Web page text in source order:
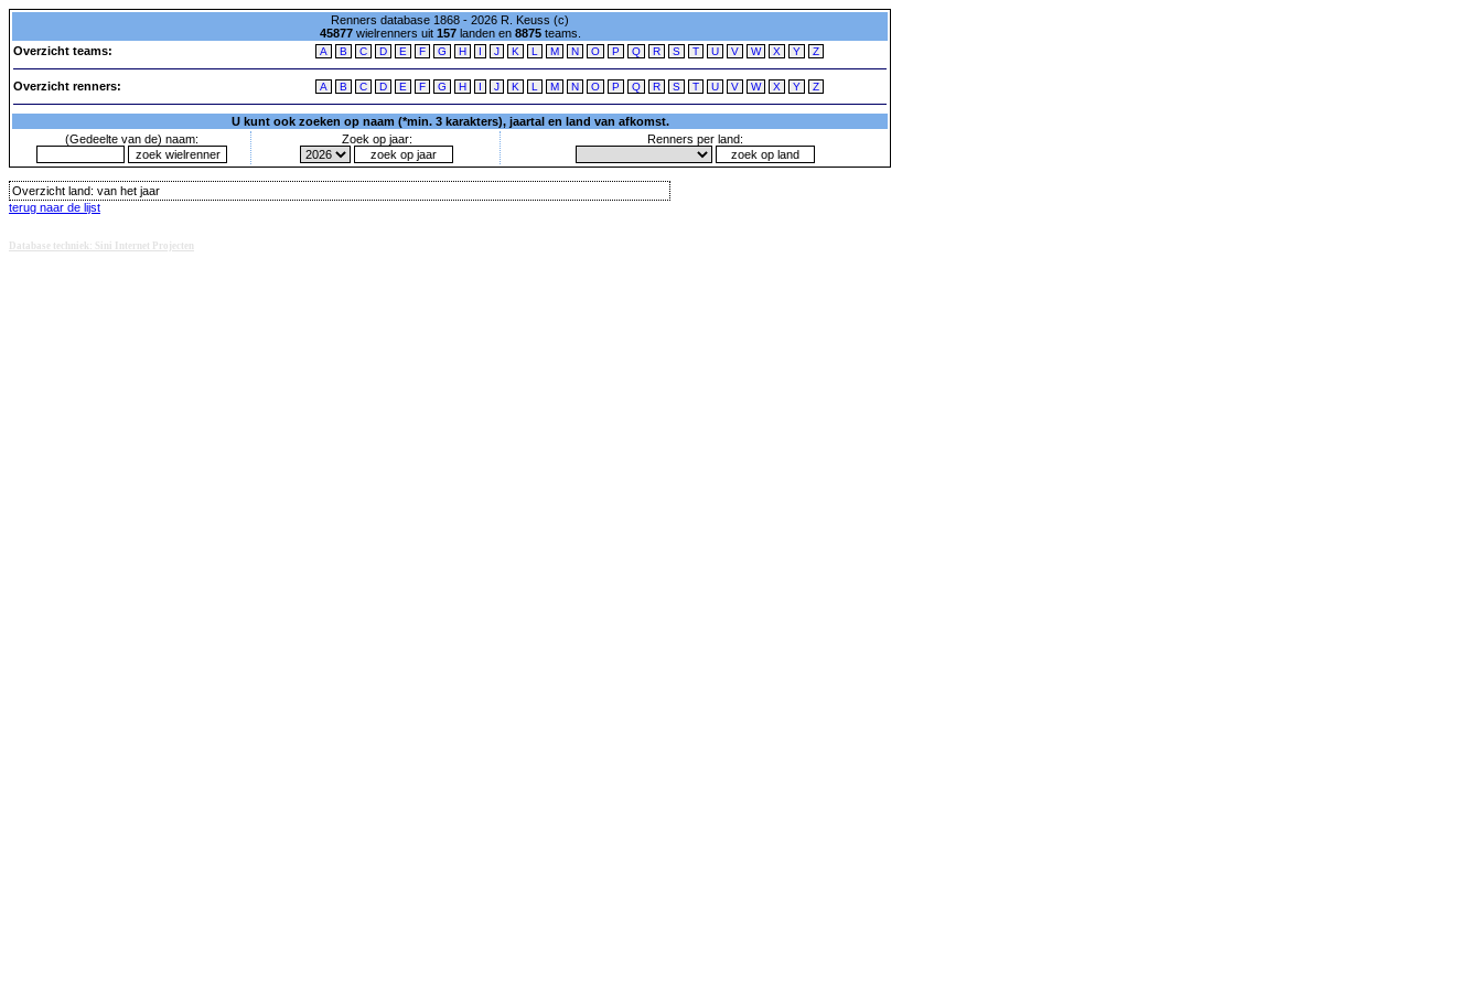
Renners database 1868 - 2026 R. Keuss (c)
45877wielrenners uit 157landen en 8875teams.
Overzicht teams:
A B C D E F G H I J K L M N O P Q R S T U V W X Y Z
Overzicht renners: A B C D E F G H I J K L M N O P Q R S T U V W X Y Z
U kunt ook zoeken op naam (*min. 3 karakters), jaartal en land van afkomst.
(Gedeelte van de) naam:
Zoek op jaar: Renners per land:
Overzicht land: van het jaar
terug naar de lijst
Database techniek: Sini Internet Projecten